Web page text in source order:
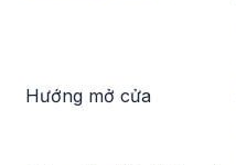
Hướng mở cửa